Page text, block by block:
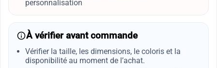
personnalisation
À vérifier avant commande
Vérifier la taille, les dimensions, le coloris et la
disponibilité au moment de l’achat.